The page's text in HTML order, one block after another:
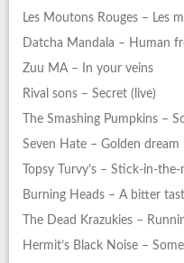
Les Moutons Rouges – Les
Datcha Mandala – Human
Zuu MA – In your veins
Rival sons – Secret (live)
The Smashing Pumpkins –
Seven Hate – Golden dream
Topsy Turvy’s – Stick-in-the-
Burning Heads – A bitter
The Dead Krazukies –
Hermit’s Black Noise –